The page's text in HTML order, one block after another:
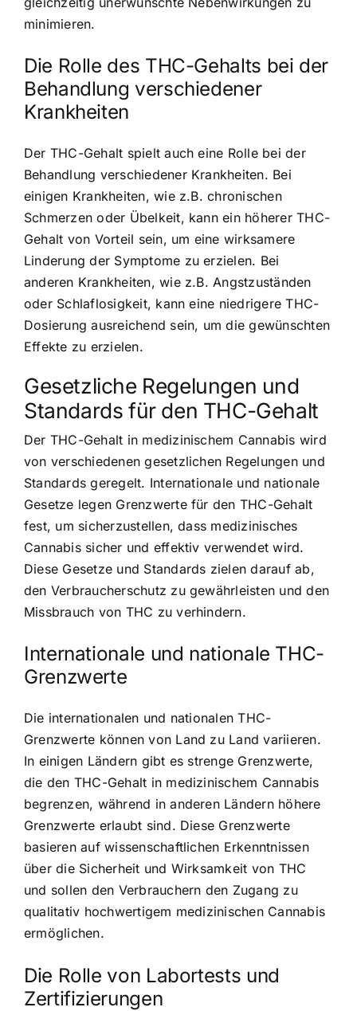
minimieren.
Die Rolle des THC-Gehalts bei der
Behandlung verschiedener
Krankheiten
Der THC-Gehalt spielt auch eine Rolle bei der
Behandlung verschiedener Krankheiten. Bei
einigen Krankheiten, wie z.B. chronischen
Schmerzen oder Übelkeit, kann ein höherer THC-
Gehalt von Vorteil sein, um eine wirksamere
Linderung der Symptome zu erzielen. Bei
anderen Krankheiten, wie z.B. Angstzuständen
oder Schlaflosigkeit, kann eine niedrigere THC-
Dosierung ausreichend sein, um die gewünschten
Effekte zu erzielen.
Gesetzliche Regelungen und
Standards für den THC-Gehalt
Der THC-Gehalt in medizinischem Cannabis wird
von verschiedenen gesetzlichen Regelungen und
Standards geregelt. Internationale und nationale
Gesetze legen Grenzwerte für den THC-Gehalt
fest, um sicherzustellen, dass medizinisches
Cannabis sicher und effektiv verwendet wird.
Diese Gesetze und Standards zielen darauf ab,
den Verbraucherschutz zu gewährleisten und den
Missbrauch von THC zu verhindern.
Internationale und nationale THC-
Grenzwerte
Die internationalen und nationalen THC-
Grenzwerte können von Land zu Land variieren.
In einigen Ländern gibt es strenge Grenzwerte,
die den THC-Gehalt in medizinischem Cannabis
begrenzen, während in anderen Ländern höhere
Grenzwerte erlaubt sind. Diese Grenzwerte
basieren auf wissenschaftlichen Erkenntnissen
über die Sicherheit und Wirksamkeit von THC
und sollen den Verbrauchern den Zugang zu
qualitativ hochwertigem medizinischen Cannabis
ermöglichen.
Die Rolle von Labortests und
Zertifizierungen